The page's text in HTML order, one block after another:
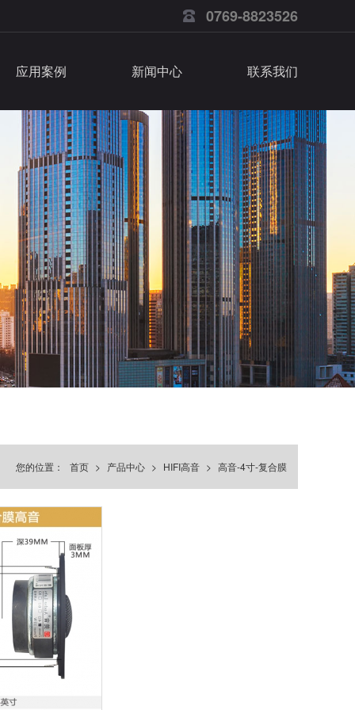
0769-8823526
应用案例 新闻中心 联系我们
您的位置： 首页 > 产品中心 > HIFI高音 > 高音-4寸-复合膜